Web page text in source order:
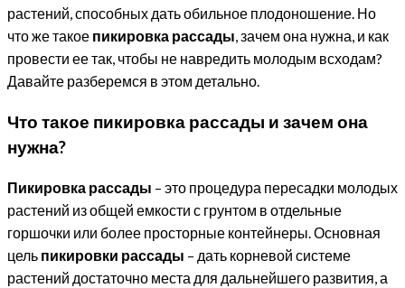
растений, способных дать обильное плодоношение. Но
что же такое пикировка рассады, зачем она нужна, и как
провести ее так, чтобы не навредить молодым всходам?
Давайте разберемся в этом детально.
Что такое пикировка рассады и зачем она
нужна?
Пикировка рассады – это процедура пересадки молодых
растений из общей емкости с грунтом в отдельные
горшочки или более просторные контейнеры. Основная
цель пикировки рассады – дать корневой системе
растений достаточно места для дальнейшего развития, а